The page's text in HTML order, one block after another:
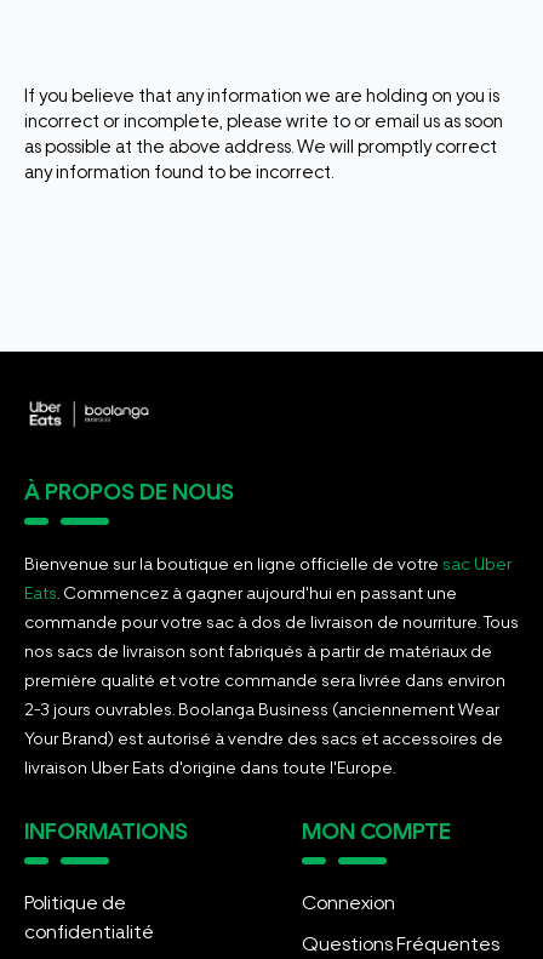
If you believe that any information we are holding on you is
incorrect or incomplete, please write to or email us as soon
as possible at the above address. We will promptly correct
any information found to be incorrect.
À PROPOS DE NOUS
Bienvenue sur la boutique en ligne officielle de votre sac Uber
Eats . Commencez à gagner aujourd'hui en passant une
commande pour votre sac à dos de livraison de nourriture. Tous
nos sacs de livraison sont fabriqués à partir de matériaux de
première qualité et votre commande sera livrée dans environ
2-3 jours ouvrables. Boolanga Business (anciennement Wear
Your Brand) est autorisé à vendre des sacs et accessoires de
livraison Uber Eats d'origine dans toute l'Europe.
INFORMATIONS
Politique de
confidentialité
MON COMPTE
Connexion
Questions Fréquentes